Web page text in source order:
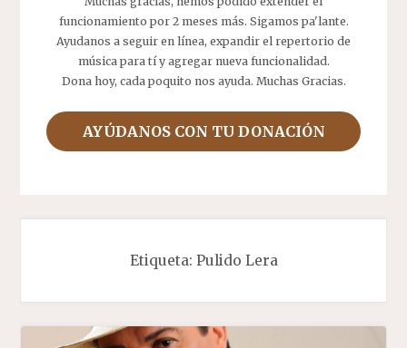
funcionamiento por 2 meses más. Sigamos pa'lante.
Ayudanos a seguir en línea, expandir el repertorio de
música para tí y agregar nueva funcionalidad.
Dona hoy, cada poquito nos ayuda. Muchas Gracias.
AYÚDANOS CON TU DONACIÓN
Etiqueta: Pulido Lera